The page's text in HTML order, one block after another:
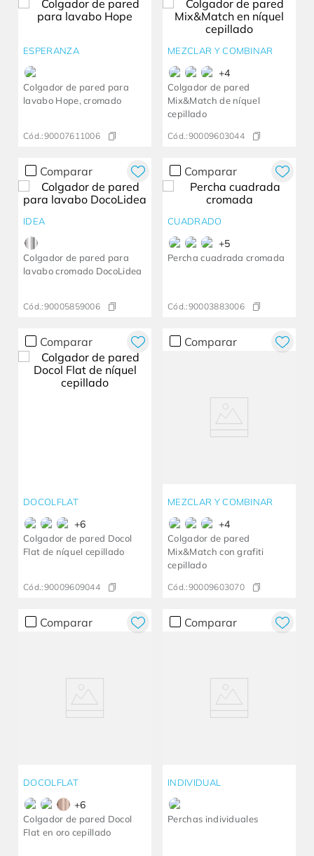
ESPERANZA
Colgador de pared para
lavabo Hope, cromado
Cód.:90007611006
MEZCLAR Y COMBINAR
+4
Colgador de pared
Mix&Match de níquel
cepillado
Cód.:90009603044
Comparar
IDEA
Colgador de pared para
lavabo cromado DocoLidea
Cód.:90005859006
Comparar
CUADRADO
+5
Percha cuadrada cromada
Cód.:90003883006
Comparar
DOCOLFLAT
+6
Colgador de pared Docol
Flat de níquel cepillado
Cód.:90009609044
Comparar
MEZCLAR Y COMBINAR
+4
Colgador de pared
Mix&Match con grafiti
cepillado
Cód.:90009603070
Comparar
DOCOLFLAT
+6
Colgador de pared Docol
Flat en oro cepillado
Comparar
INDIVIDUAL
Perchas individuales